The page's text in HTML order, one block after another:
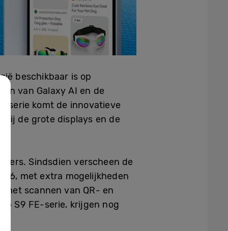
beschikbaar is op
van Galaxy AI en de
serie komt de innovatieve
de grote displays en de
Sindsdien verscheen de
met extra mogelijkheden
het scannen van QR- en
S9 FE-serie, krijgen nog